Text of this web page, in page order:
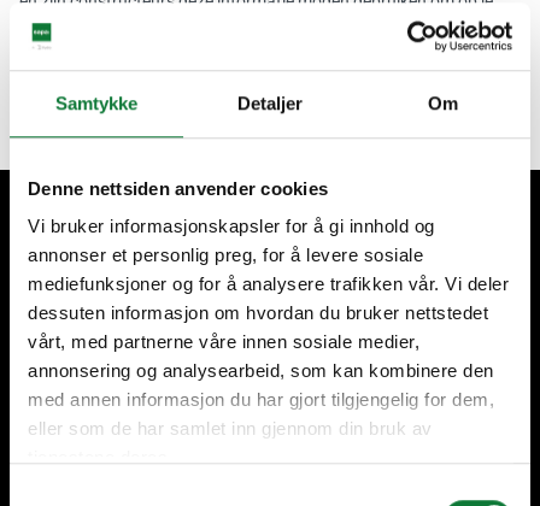
Samtykke Detaljer Om
Denne nettsiden anvender cookies
Vi bruker informasjonskapsler for å gi innhold og
annonser et personlig preg, for å levere sosiale
mediefunksjoner og for å analysere trafikken vår. Vi deler
dessuten informasjon om hvordan du bruker nettstedet
vårt, med partnerne våre innen sosiale medier,
annonsering og analysearbeid, som kan kombinere den
med annen informasjon du har gjort tilgjengelig for dem,
eller som de har samlet inn gjennom din bruk av
verzoek te reageren. Voor meer informatie, zie ons .
Klanten staan bij ons centraal
35 jaar ervaring Geproduceerd in België